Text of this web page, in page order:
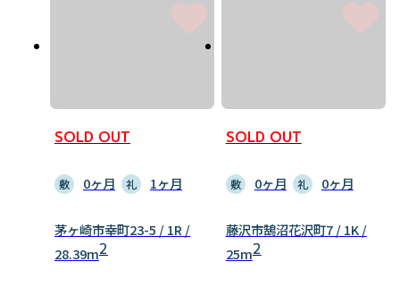
SOLD OUT
敷 0ヶ月 礼 1ヶ月
茅ヶ崎市幸町23-5 / 1R /
28.39m2
SOLD OUT
敷 0ヶ月 礼 0ヶ月
藤沢市鵠沼花沢町7 / 1K /
25m2